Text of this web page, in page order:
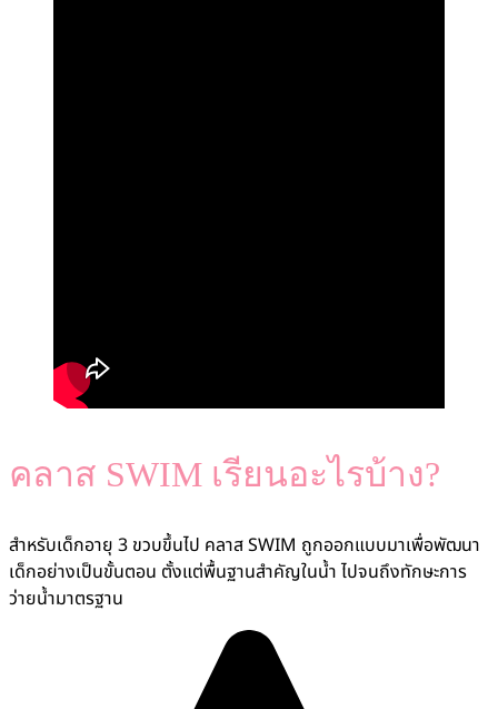
คลาส SWIM เรียนอะไรบ้าง?
สำหรับเด็กอายุ 3 ขวบขึ้นไป คลาส SWIM ถูกออกแบบมาเพื่อพัฒนา
เด็กอย่างเป็นขั้นตอน ตั้งแต่พื้นฐานสำคัญในน้ำ ไปจนถึงทักษะการ
ว่ายน้ำมาตรฐาน